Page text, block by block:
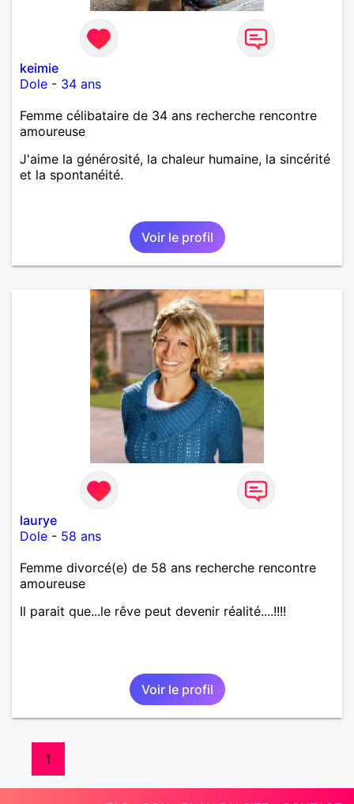
keimie
Dole - 34 ans
Femme célibataire de 34 ans recherche rencontre
amoureuse
J'aime la générosité, la chaleur humaine, la sincérité
et la spontanéité.
Voir le profil
laurye
Dole - 58 ans
Femme divorcé(e) de 58 ans recherche rencontre
amoureuse
Il parait que...le rêve peut devenir réalité....!!!!
Voir le profil
1